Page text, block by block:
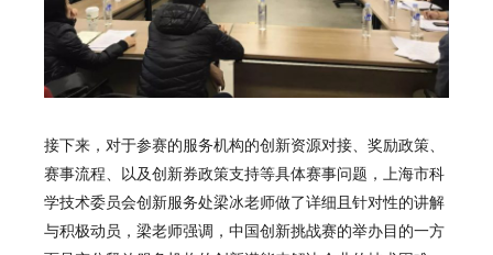
接下来，对于参赛的服务机构的创新资源对接、奖励政策、
赛事流程、以及创新券政策支持等具体赛事问题，上海市科
学技术委员会创新服务处梁冰老师做了详细且针对性的讲解
与积极动员，梁老师强调，中国创新挑战赛的举办目的一方